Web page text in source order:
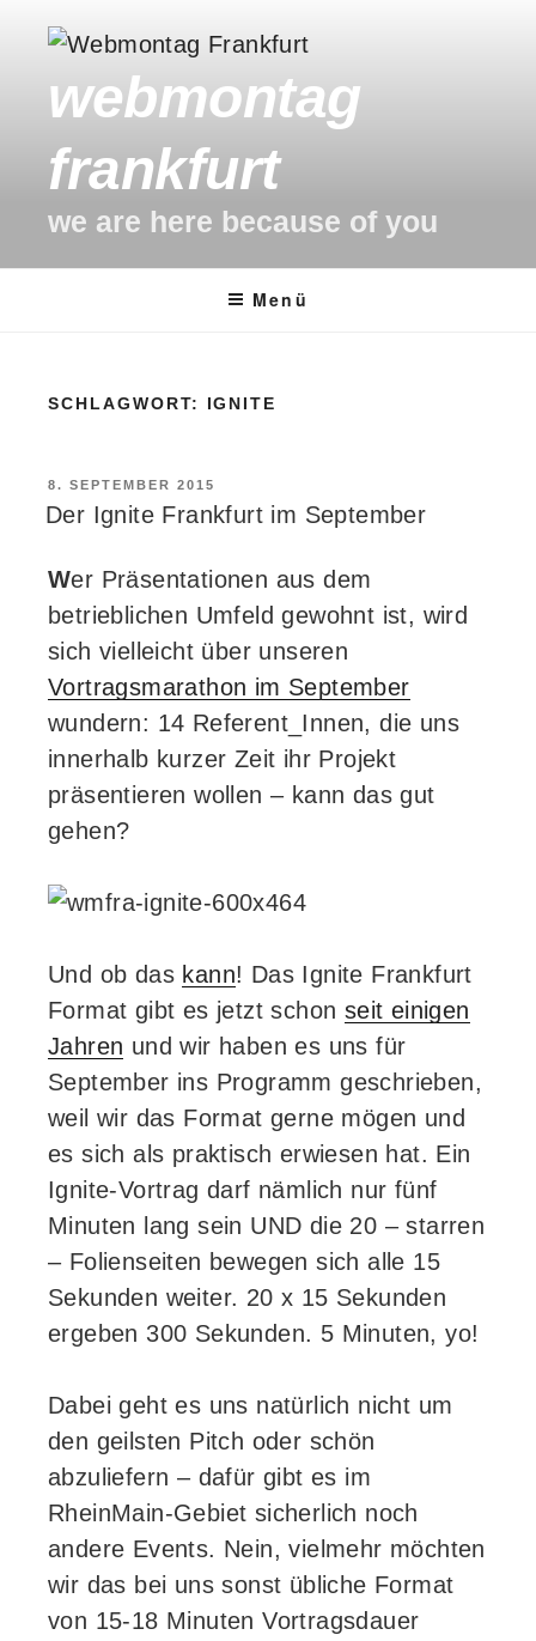
Inhalt
springen
webmontag
frankfurt
we are here because of you
Menü
SCHLAGWORT: IGNITE
VERÖFFENTLICHT
AM
8. SEPTEMBER 2015
Der Ignite Frankfurt im September
Wer Präsentationen aus dem
betrieblichen Umfeld gewohnt ist, wird
sich vielleicht über unseren
Vortragsmarathon im September
wundern: 14 Referent_Innen, die uns
innerhalb kurzer Zeit ihr Projekt
präsentieren wollen – kann das gut
gehen?
Und ob das kann! Das Ignite Frankfurt
Format gibt es jetzt schon seit einigen
Jahren und wir haben es uns für
September ins Programm geschrieben,
weil wir das Format gerne mögen und
es sich als praktisch erwiesen hat. Ein
Ignite-Vortrag darf nämlich nur fünf
Minuten lang sein UND die 20 – starren
– Folienseiten bewegen sich alle 15
Sekunden weiter. 20 x 15 Sekunden
ergeben 300 Sekunden. 5 Minuten, yo!
Dabei geht es uns natürlich nicht um
den geilsten Pitch oder schön
abzuliefern – dafür gibt es im
RheinMain-Gebiet sicherlich noch
andere Events. Nein, vielmehr möchten
wir das bei uns sonst übliche Format
von 15-18 Minuten Vortragsdauer